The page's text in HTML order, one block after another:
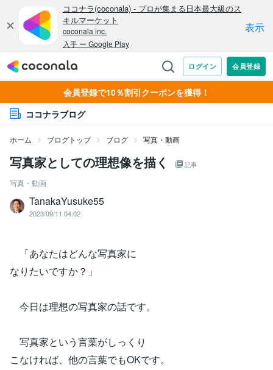
会員登録で10％割引クーポンを獲得！
ココナラブログ
ホーム ブログトップ ブログ 写真・動画
写真家としての理想像を描く 記事
写真・動画
TanakaYusuke55
2023/09/11 04:02
「あなたはどんな写真家に
なりたいですか？」
今日は理想の写真家の話です。
写真家という言葉がしっくり
こなければ、他の言葉でもOKです。